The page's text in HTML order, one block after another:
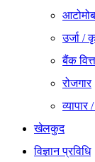
उर्जा /
बैंक वित्त
रोजगार
व्यापार
खेलकुद
विज्ञान प्रविधि